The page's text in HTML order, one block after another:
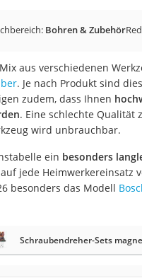
Akku-Rasentrimmer
Split-Klimaanlage 2
Pelletofen
Bohrmaschine
Tiefbrunnenpumpe
Fliesenschneider
Hochdruckreiniger
Benzinrasenmäher
Bohren & Zubehör
aus verschiedenen
. Je nach Produkt sind
zudem, dass Ihnen
. Eine schlechte Qualität
wird unbrauchbar.
ein besonders
jede Heimwerkereinsatz
besonders das Modell
Schraubendreher-Sets